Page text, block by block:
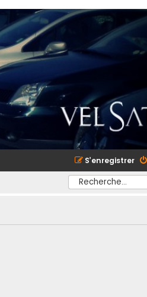
S’enregistrer